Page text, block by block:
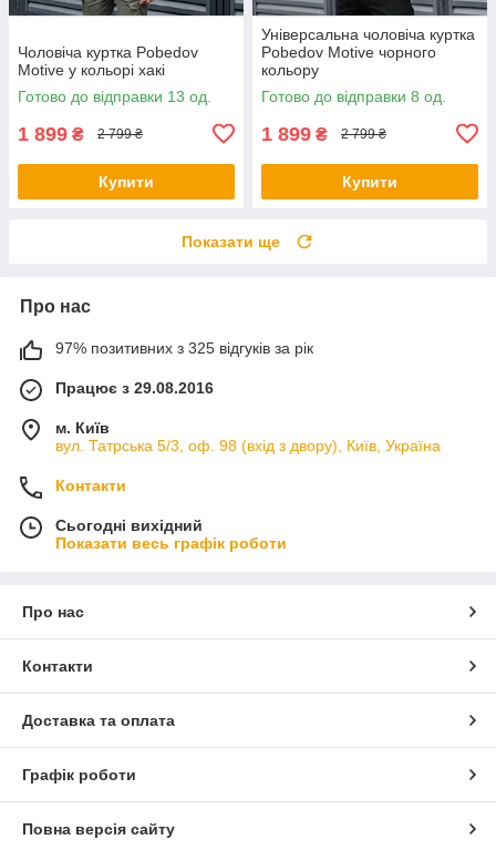
Чоловіча куртка Pobedov
Motive у кольорі хакі
Готово до відправки 13 од.
1 899 ₴ 2 799 ₴
Купити
Універсальна чоловіча куртка
Pobedov Motive чорного
кольору
Готово до відправки 8 од.
1 899 ₴ 2 799 ₴
Купити
Показати ще
Про нас
97% позитивних з 325 відгуків за рік
Працює з 29.08.2016
м. Київ
вул. Татрська 5/3, оф. 98 (вхід з двору), Київ, Україна
Контакти
Сьогодні вихідний
Показати весь графік роботи
Про нас
Контакти
Доставка та оплата
Графік роботи
Повна версія сайту